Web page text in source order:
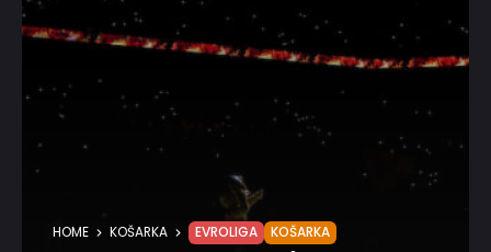
HOME KOŠARKA EVROLIGA KOŠARKA